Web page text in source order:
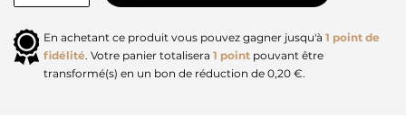
En achetant ce produit vous pouvez gagner jusqu'à 1 point de
fidélité. Votre panier totalisera 1 point pouvant être
transformé(s) en un bon de réduction de 0,20 €.